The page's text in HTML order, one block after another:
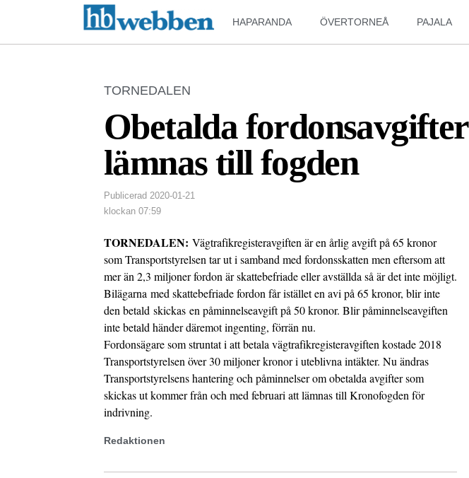
HAPARANDA ÖVERTORNEÅ PAJALA
TORNEDALEN
Obetalda fordonsavgifter
lämnas till fogden
Publicerad 2020-01-21
klockan 07:59
TORNEDALEN: Vägtrafikregisteravgiften är en årlig avgift på 65 kronor
som Transportstyrelsen tar ut i samband med fordonsskatten men eftersom att
mer än 2,3 miljoner fordon är skattebefriade eller avställda så är det inte möjligt.
Bilägarna med skattebefriade fordon får istället en avi på 65 kronor, blir inte
den betald skickas en påminnelseavgift på 50 kronor. Blir påminnelseavgiften
inte betald händer däremot ingenting, förrän nu.
Fordonsägare som struntat i att betala vägtrafikregisteravgiften kostade 2018
Transportstyrelsen över 30 miljoner kronor i uteblivna intäkter. Nu ändras
Transportstyrelsens hantering och påminnelser om obetalda avgifter som
skickas ut kommer från och med februari att lämnas till Kronofogden för
indrivning.
Redaktionen